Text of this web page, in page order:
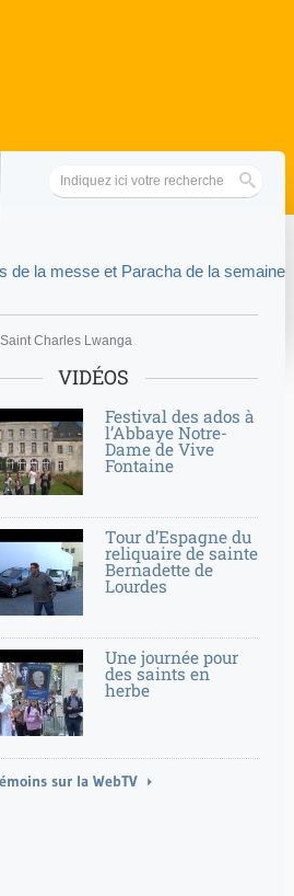
de la messe et Paracha de la semaine
Saint Charles Lwanga
VIDÉOS
Festival des ados à
l’Abbaye Notre-
Dame de Vive
Fontaine
Tour d’Espagne du
reliquaire de sainte
Bernadette de
Lourdes
Une journée pour
des saints en
herbe
sur la WebTV